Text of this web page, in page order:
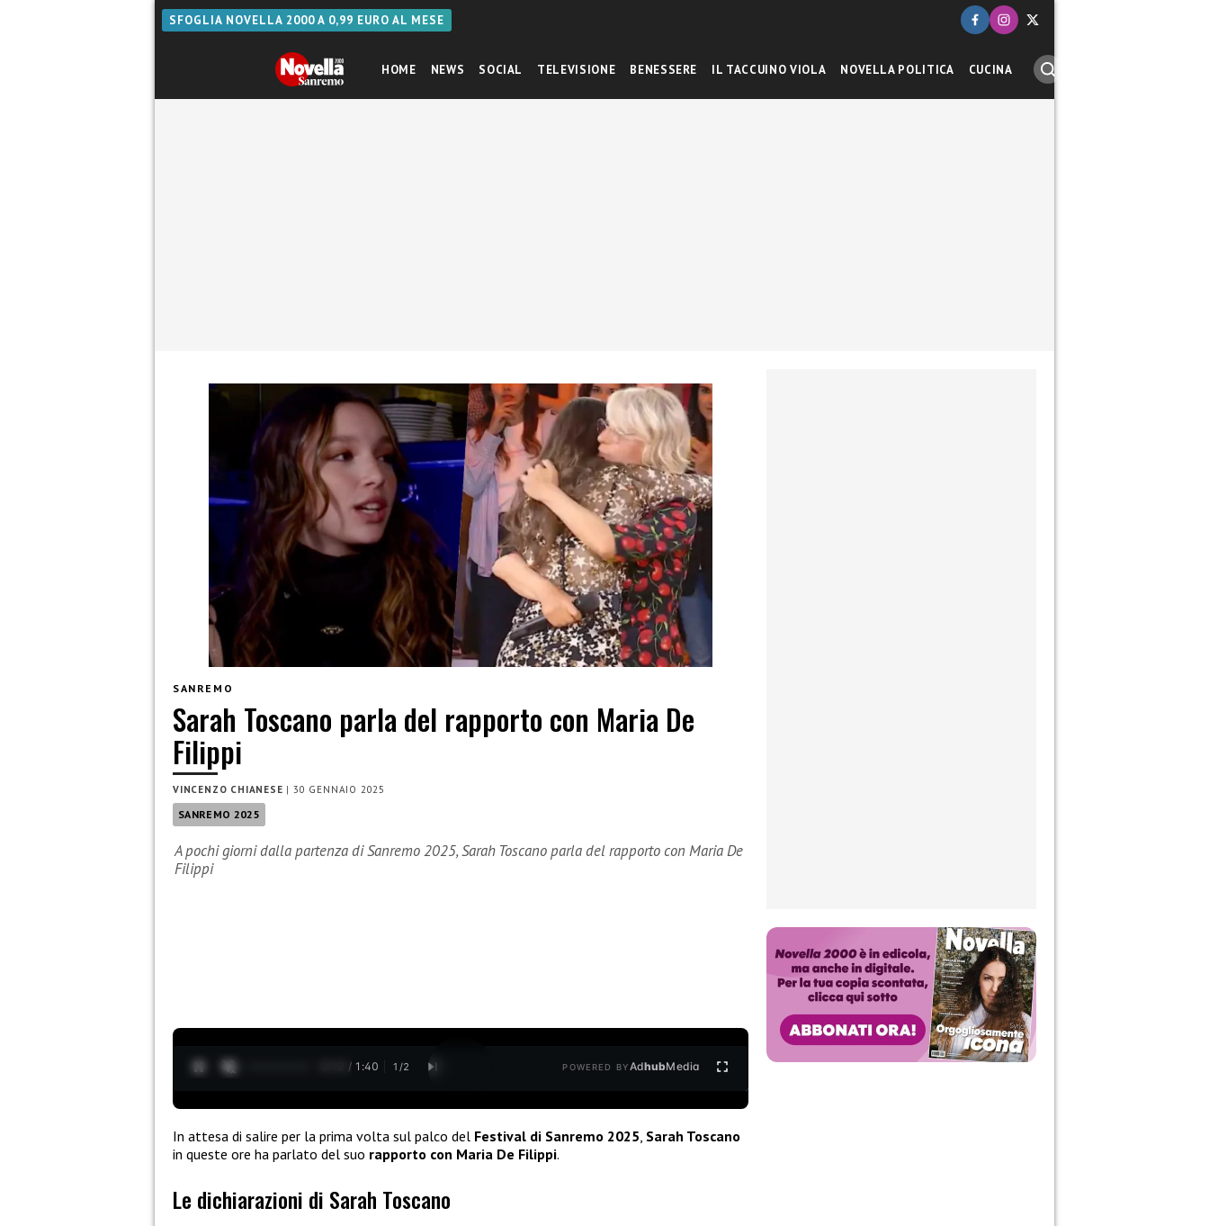
SFOGLIA NOVELLA 2000 A 0,99 EURO AL MESE
HOME NEWS SOCIAL TELEVISIONE BENESSERE IL TACCUINO VIOLA NOVELLA POLITICA CUCINA
SANREMO
Sarah Toscano parla del rapporto con Maria De
Filippi
VINCENZO CHIANESE |30 GENNAIO 2025
SANREMO 2025
A pochi giorni dalla partenza di Sanremo 2025, Sarah Toscano parla del rapporto con Maria De
Filippi
0:13 / 1:40 1 /2 POWERED BYAdhubMedia
In attesa di salire per la prima volta sul palco del Festival di Sanremo 2025 Sarah Toscano
in queste ore ha parlato del suo rapporto con Maria De Filippi.
Le dichiarazioni di Sarah Toscano